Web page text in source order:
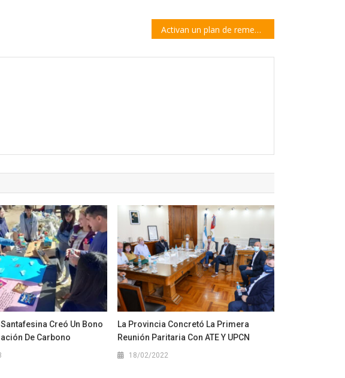
Activan un plan de remediación para el antiguo basural de Arroyo Seco
Creó Un Bono
De Carbono
La Provincia Concretó La Primera
Reunión Paritaria Con ATE Y UPCN
18/02/2022